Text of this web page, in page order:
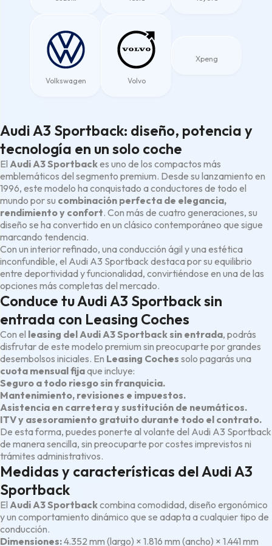
Volkswagen Volvo
Xpeng
Audi A3 Sportback: diseño, potencia y
tecnología en un solo coche
El Audi A3 Sportbackes uno de los compactos más
emblemáticos del segmento premium. Desde su lanzamiento en
1996, este modelo ha conquistado a conductores de todo el
mundo por su combinación perfecta de elegancia,
rendimiento y confort. Con más de cuatro generaciones, su
diseño se ha convertido en un clásico contemporáneo que sigue
marcando tendencia.
Con un interior refinado, una conducción ágil y una estética
inconfundible, el Audi A3 Sportback destaca por su equilibrio
entre deportividad y funcionalidad, convirtiéndose en una de las
opciones más completas del mercado.
Conduce tu Audi A3 Sportback sin
entrada con Leasing Coches
Con el leasing del Audi A3 Sportback sin entrada, podrás
disfrutar de este modelo premium sin preocuparte por grandes
desembolsos iniciales. En Leasing Coches solo pagarás una
cuota mensual fijaque incluye:
Seguro a todo riesgo sin franquicia.
Mantenimiento, revisiones e impuestos.
Asistencia en carretera y sustitución de neumáticos.
ITV y asesoramiento gratuito durante todo el contrato.
De esta forma, puedes ponerte al volante del Audi A3 Sportback
de manera sencilla, sin preocuparte por costes imprevistos ni
trámites administrativos.
Medidas y características del Audi A3
Sportback
El Audi A3 Sportbackcombina comodidad, diseño ergonómico
y un comportamiento dinámico que se adapta a cualquier tipo de
conducción.
Dimensiones:4.352 mm (largo) × 1.816 mm (ancho) × 1.441 mm